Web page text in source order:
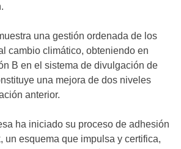
una gestión ordenada de los
cambio climático, obteniendo en
B en el sistema de divulgación de
una mejora de dos niveles
anterior.
ha iniciado su proceso de adhesión
un esquema que impulsa y certifica,